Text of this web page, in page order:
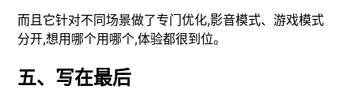
而且它针对不同场景做了专门优化,影音模式、游戏模式
分开,想用哪个用哪个,体验都很到位。
五、写在最后